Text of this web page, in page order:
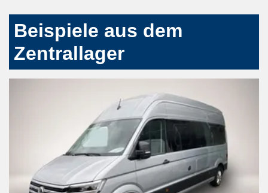
Beispiele aus dem
Zentrallager